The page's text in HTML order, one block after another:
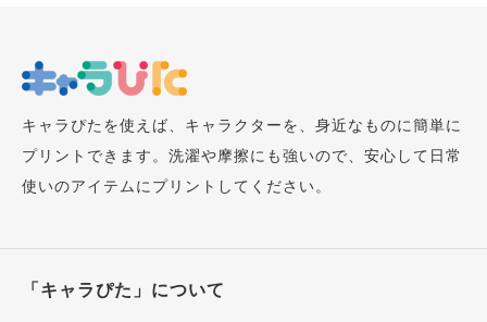
キャラぴたを使えば、キャラクターを、身近なものに簡単に
プリントできます。洗濯や摩擦にも強いので、安心して日常
使いのアイテムにプリントしてください。
「キャラぴた」について